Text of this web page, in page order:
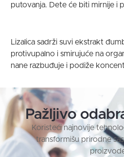
putovanja. Dete će biti mirnije i
Lizalica sadrži suvi ekstrakt
protivupalno i smirujuće na
nane razbuđuje i podiže
Pažljivo
Koristeći najnovije
transformišu prirodne